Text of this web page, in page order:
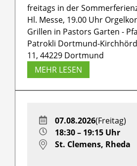
freitags in der
Hl. Messe, 19.00 Uhr
Grillen in Pastors Garten -
Patrokli Dortmund-
11, 44229 Dortmund
MEHR LESEN
07.08.2026(Freitag)
18:30 – 19:15 Uhr
St. Clemens, Rheda